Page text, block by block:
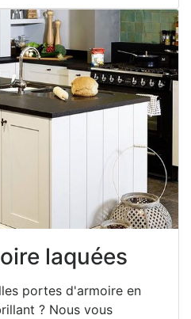
laquées
portes d'armoire en
? Nous vous